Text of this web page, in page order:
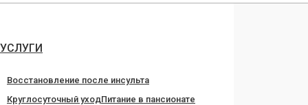
Перейти
содержанию
УСЛУГИ
Восстановление после инсульта
Круглосуточный уходПитание в пансионате